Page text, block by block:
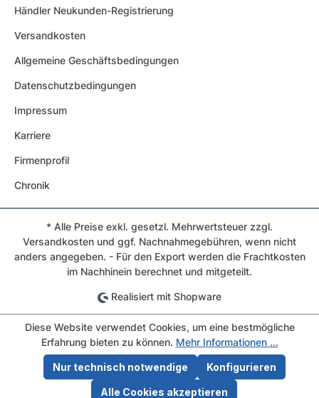
Händler Neukunden-Registrierung
Versandkosten
Allgemeine Geschäftsbedingungen
Datenschutzbedingungen
Impressum
Karriere
Firmenprofil
Chronik
* Alle Preise exkl. gesetzl. Mehrwertsteuer zzgl.
Versandkosten und ggf. Nachnahmegebühren, wenn nicht
anders angegeben. - Für den Export werden die Frachtkosten
im Nachhinein berechnet und mitgeteilt.
Realisiert mit Shopware
Diese Website verwendet Cookies, um eine bestmögliche
Erfahrung bieten zu können. Mehr Informationen ...
Nur technisch notwendige Konfigurieren
Alle Cookies akzeptieren